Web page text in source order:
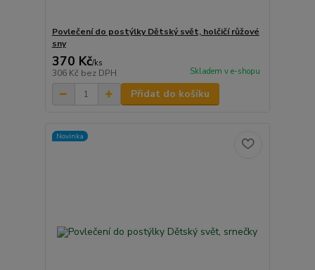
Povlečení do postýlky Dětský svět, holčičí růžové
sny
370 Kč/ks
306 Kč bez DPH Skladem v e-shopu
Přidat do košíku
Novinka